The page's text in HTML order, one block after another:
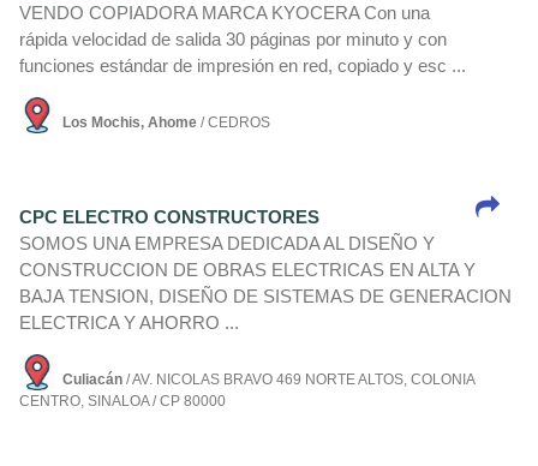
VENDO COPIADORA MARCA KYOCERA Con una
rápida velocidad de salida 30 páginas por minuto y con
funciones estándar de impresión en red, copiado y esc ...
Los Mochis, Ahome / CEDROS
CPC ELECTRO CONSTRUCTORES
SOMOS UNA EMPRESA DEDICADA AL DISEÑO Y
CONSTRUCCION DE OBRAS ELECTRICAS EN ALTA Y
BAJA TENSION, DISEÑO DE SISTEMAS DE GENERACION
ELECTRICA Y AHORRO ...
Culiacán / AV. NICOLAS BRAVO 469 NORTE ALTOS, COLONIA
CENTRO, SINALOA / CP 80000